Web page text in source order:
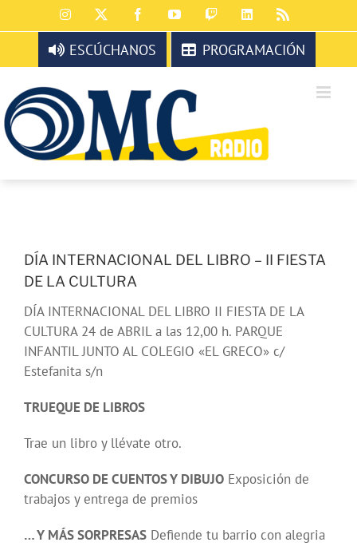
al
contenido
Instagram FacebookYouTubeTwitchLinkedIn
ESCÚCHANOS PROGRAMACIÓN
DÍA INTERNACIONAL DEL LIBRO – II FIESTA
DE LA CULTURA
DÍA INTERNACIONAL DEL LIBRO II FIESTA DE LA
CULTURA 24 de ABRIL a las 12,00 h. PARQUE
INFANTIL JUNTO AL COLEGIO «EL GRECO» c/
Estefanita s/n
TRUEQUE DE LIBROS
Trae un libro y llévate otro.
CONCURSO DE CUENTOS Y DIBUJO Exposición de
trabajos y entrega de premios
… Y MÁS SORPRESAS Defiende tu barrio con alegria